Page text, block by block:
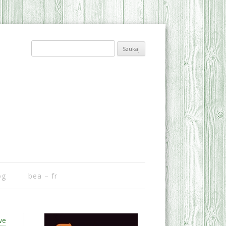
Szukaj:
bea – fr